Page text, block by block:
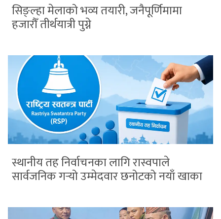
सिङ्ल्हा मेलाको भव्य तयारी, जनैपूर्णिमामा
हजारौँ तीर्थयात्री पुग्ने
स्थानीय तह निर्वाचनका लागि रास्वपाले
सार्वजनिक गर्‍यो उम्मेदवार छनोटको नयाँ खाका